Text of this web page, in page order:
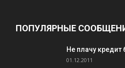
ПОПУЛЯРНЫЕ
Не плачу кредит
01.12.2011